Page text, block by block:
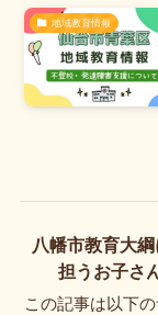
地域教育情報
八幡市教育大
担うお子さ
この記事は以下